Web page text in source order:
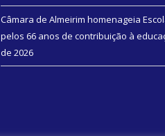
Câmara de Almeirim homenageia
pelos 66 anos de contribuição à
de 2026